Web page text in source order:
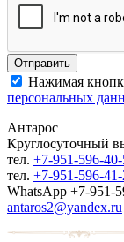
Нажимая
персональных
Антарос
Круглосуточный
тел. +7-951-596-40-
тел. +7-951-596-
WhatsApp +7-951-
antaros2@yandex.ru